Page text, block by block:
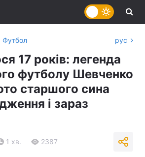
Футбол рус
17 років: легенда
футболу Шевченко
старшого сина
і зараз
1 хв. 2387